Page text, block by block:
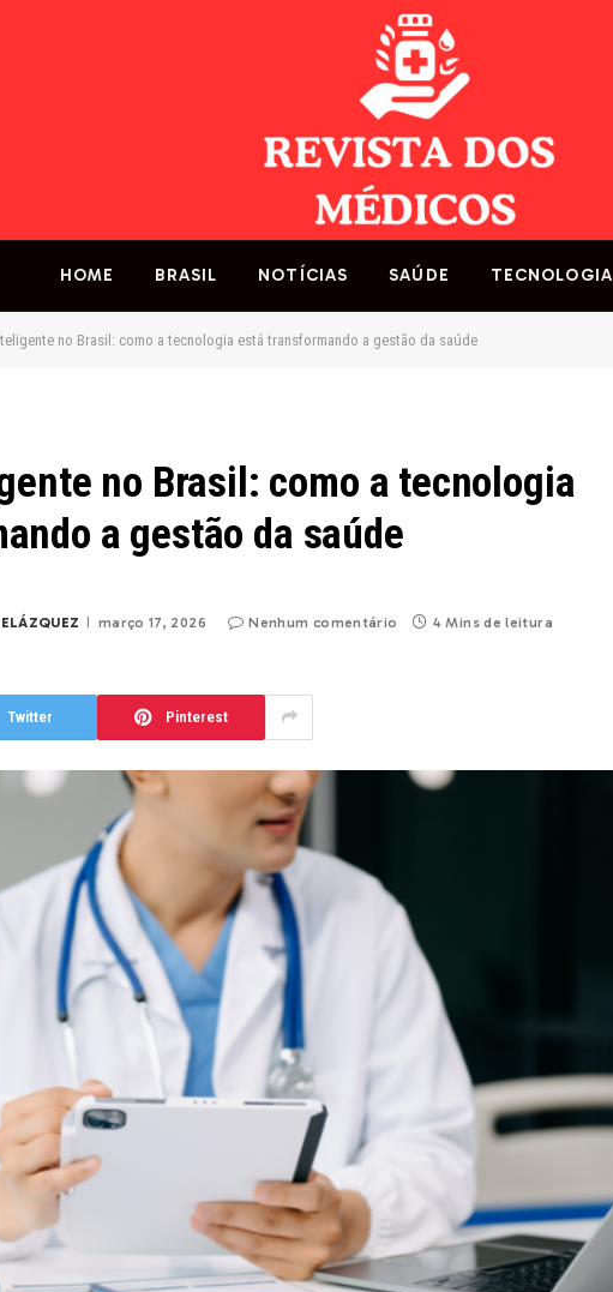
HOME BRASIL NOTÍCIAS SAÚDE TECNOLOGIA
no Brasil: como a tecnologia está transformando a gestão da saúde
no Brasil: como a tecnologia
a gestão da saúde
março 17, 2026 Nenhum comentário 4 Mins de leitura
Twitter Pinterest